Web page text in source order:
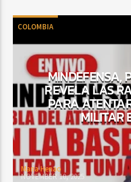
COLOMBIA
MINDEFENSA,
REVELA LAS
PARA
MILITAR
Maria Henao
NOVEMBER 10, 2025